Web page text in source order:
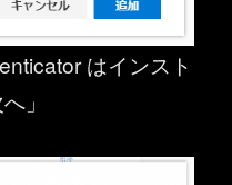
はインスト
」